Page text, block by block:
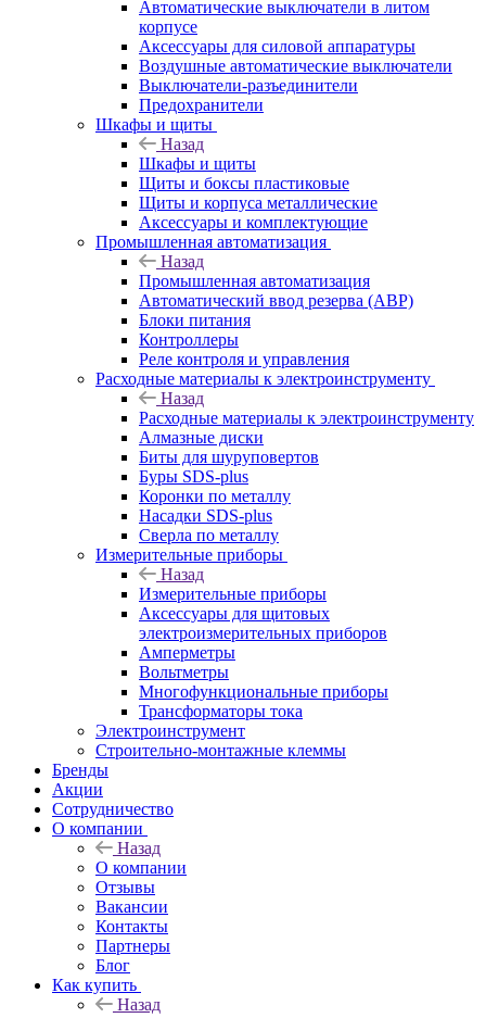
Автоматические выключатели в литом
корпусе
Аксессуары для силовой аппаратуры
Воздушные автоматические выключатели
Выключатели-разъединители
Предохранители
Шкафы и щиты
Назад
Шкафы и щиты
Щиты и боксы пластиковые
Щиты и корпуса металлические
Аксессуары и комплектующие
Промышленная автоматизация
Назад
Промышленная автоматизация
Автоматический ввод резерва (АВР)
Блоки питания
Контроллеры
Реле контроля и управления
Расходные материалы к электроинструменту
Назад
Расходные материалы к электроинструменту
Алмазные диски
Биты для шуруповертов
Буры SDS-plus
Коронки по металлу
Насадки SDS-plus
Сверла по металлу
Измерительные приборы
Назад
Измерительные приборы
Аксессуары для щитовых
электроизмерительных приборов
Амперметры
Вольтметры
Многофункциональные приборы
Трансформаторы тока
Электроинструмент
Строительно-монтажные клеммы
Бренды
Акции
Сотрудничество
О компании
Назад
О компании
Отзывы
Вакансии
Контакты
Партнеры
Блог
Как купить
Назад